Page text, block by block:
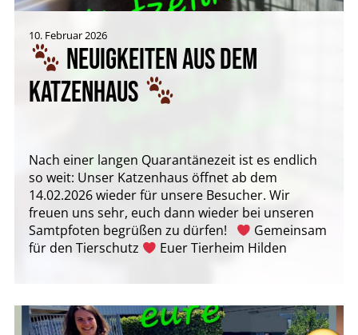
10. Februar 2026
NEUIGKEITEN AUS DEM
KATZENHAUS
Nach einer langen Quarantänezeit ist es endlich
so weit: Unser Katzenhaus öffnet ab dem
14.02.2026 wieder für unsere Besucher. Wir
freuen uns sehr, euch dann wieder bei unseren
Samtpfoten begrüßen zu dürfen!
Gemeinsam
für den Tierschutz
Euer Tierheim Hilden